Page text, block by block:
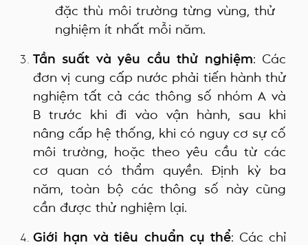
đặc thù môi trường từng vùng, thử
nghiệm ít nhất mỗi năm.
Tần suất và yêu cầu thử nghiệm: Các
đơn vị cung cấp nước phải tiến hành thử
nghiệm tất cả các thông số nhóm A và
B trước khi đi vào vận hành, sau khi
nâng cấp hệ thống, khi có nguy cơ sự cố
môi trường, hoặc theo yêu cầu từ các
cơ quan có thẩm quyền. Định kỳ ba
năm, toàn bộ các thông số này cũng
cần được thử nghiệm lại.
Giới hạn và tiêu chuẩn cụ thể: Các chỉ